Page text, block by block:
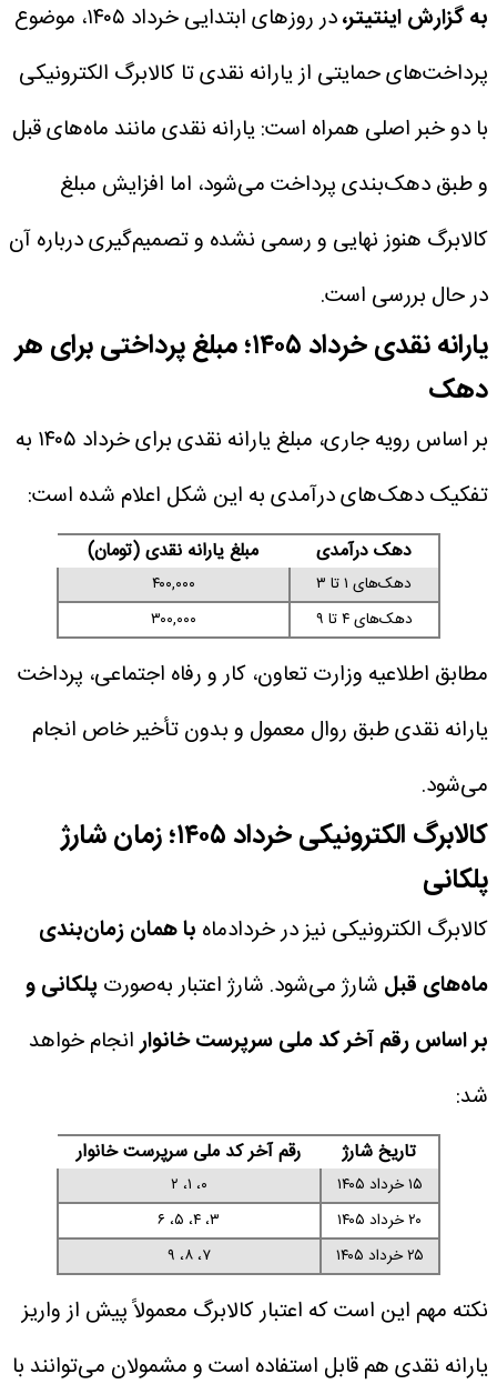
به گزارش اینتیتر،
در روزهای ابتدایی خرداد ۱۴۰۵، موضوع
پرداخت‌های حمایتی از یارانه نقدی تا کالابرگ الکترونیکی
با دو خبر اصلی همراه است: یارانه نقدی مانند ماه‌های قبل
و طبق دهک‌بندی پرداخت می‌شود، اما افزایش مبلغ
کالابرگ هنوز نهایی و رسمی نشده و تصمیم‌گیری درباره آن
در حال بررسی است.
یارانه نقدی خرداد ۱۴۰۵؛ مبلغ پرداختی برای هر
دهک
بر اساس رویه جاری، مبلغ یارانه نقدی برای خرداد ۱۴۰۵ به
تفکیک دهک‌های درآمدی به این شکل اعلام شده است:
دهک درآمدی مبلغ یارانه نقدی (تومان)
دهک‌های ۱ تا ۳
۴۰۰,۰۰۰
دهک‌های ۴ تا ۹
۳۰۰,۰۰۰
مطابق اطلاعیه وزارت تعاون، کار و رفاه اجتماعی، پرداخت
یارانه نقدی طبق روال معمول و بدون تأخیر خاص انجام
می‌شود.
کالابرگ الکترونیکی خرداد ۱۴۰۵؛ زمان شارژ
پلکانی
کالابرگ الکترونیکی نیز در خردادماه با همان زمان‌بندی
ماه‌های قبل شارژ می‌شود. شارژ اعتبار به‌صورتپلکانی و
بر اساس رقم آخر کد ملی سرپرست خانوارانجام خواهد
شد:
تاریخ شارژ رقم آخر کد ملی سرپرست خانوار
۱۵ خرداد ۱۴۰۵
۰، ۱، ۲
۲۰ خرداد ۱۴۰۵
۳، ۴، ۵، ۶
۲۵ خرداد ۱۴۰۵
۷، ۸، ۹
نکته مهم این است که اعتبار کالابرگ معمولاً پیش از واریز
یارانه نقدی هم قابل استفاده است و مشمولان می‌توانند با